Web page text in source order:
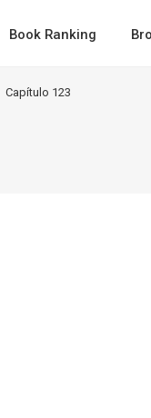
Book Ranking
Capítulo 123